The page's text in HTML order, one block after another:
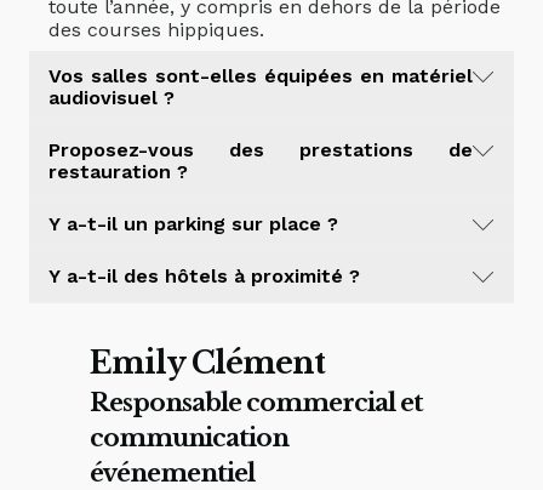
toute l’année, y compris en dehors de la période
des courses hippiques.
Vos salles sont-elles équipées en matériel
audiovisuel ?
modernes : vidéoprojecteur, écrans,
sonorisation, micros, wifi haut débit,
Proposez-vous des prestations de
restauration ?
partenaires qui proposent diverses formules :
Nous pouvons également nous adapter à vos
Y a-t-il un parking sur place ?
pour les participants et les organisateurs (500
Y a-t-il des hôtels à proximité ?
recommander des établissements partenaires.
Emily Clément
Responsable commercial et
communication
événementiel